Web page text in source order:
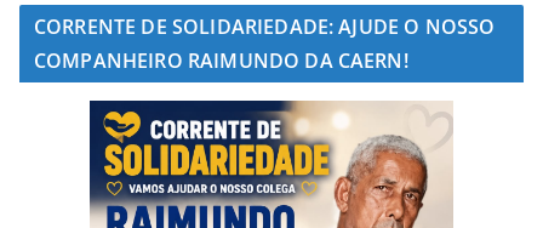
CORRENTE DE SOLIDARIEDADE: AJUDE O NOSSO
COMPANHEIRO RAIMUNDO DA CAERN!